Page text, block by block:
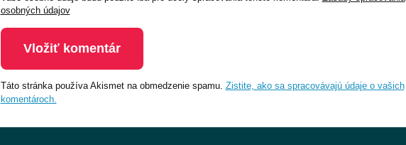
osobných údajov
Táto stránka používa Akismet na obmedzenie spamu. Zistite, ako sa spracovávajú údaje o vašich
komentároch.